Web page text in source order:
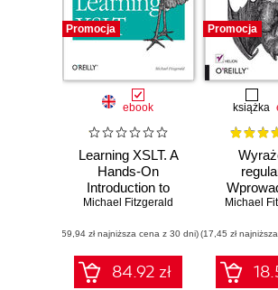
Promocja
ebook
Learning XSLT. A
Hands-On
Introduction to
XSLT and XPath
Michael Fitzgerald
(59,94 zł najniższa cena z 30 dni)
84.92 zł
Promocja
książka
Michael
(17,45 zł